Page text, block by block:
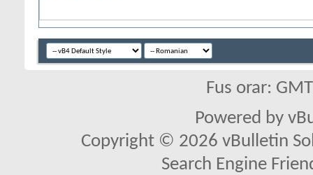
Fus orar:
Powered by
Copyright © 2026 vBulletin
Search Engine